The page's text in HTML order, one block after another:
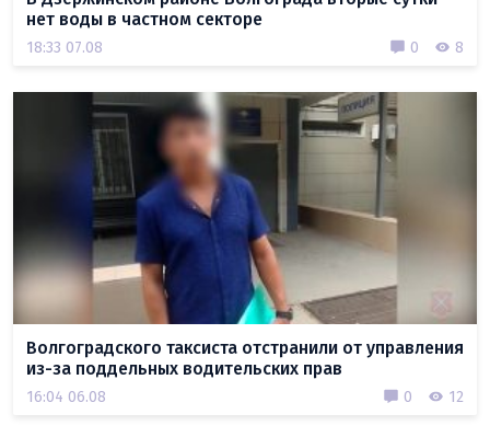
нет воды в частном секторе
18:33 07.08 0 8
Волгоградского таксиста отстранили от управления
из-за поддельных водительских прав
16:04 06.08 0 12